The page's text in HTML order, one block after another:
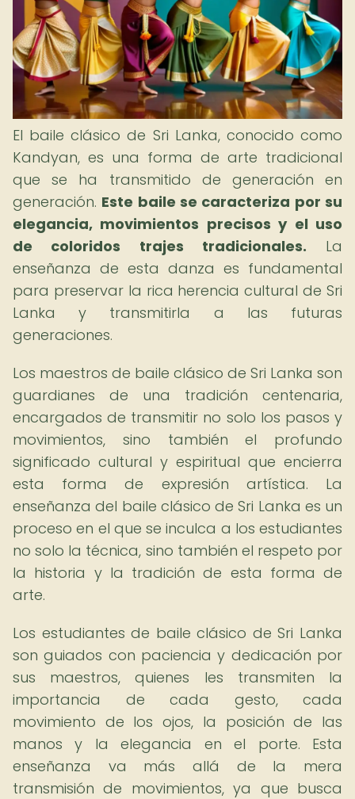
El baile clásico de Sri Lanka, conocido como
Kandyan, es una forma de arte tradicional
que se ha transmitido de generación en
generación. Este baile se caracteriza por su
elegancia, movimientos precisos y el uso
de coloridos trajes tradicionales. La
enseñanza de esta danza es fundamental
para preservar la rica herencia cultural de Sri
Lanka y transmitirla a las futuras
generaciones.
Los maestros de baile clásico de Sri Lanka son
guardianes de una tradición centenaria,
encargados de transmitir no solo los pasos y
movimientos, sino también el profundo
significado cultural y espiritual que encierra
esta forma de expresión artística. La
enseñanza del baile clásico de Sri Lanka es un
proceso en el que se inculca a los estudiantes
no solo la técnica, sino también el respeto por
la historia y la tradición de esta forma de
arte.
Los estudiantes de baile clásico de Sri Lanka
son guiados con paciencia y dedicación por
sus maestros, quienes les transmiten la
importancia de cada gesto, cada
movimiento de los ojos, la posición de las
manos y la elegancia en el porte. Esta
enseñanza va más allá de la mera
transmisión de movimientos, ya que busca